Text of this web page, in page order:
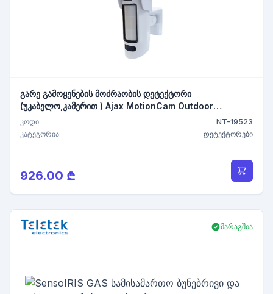
გარე გამოყენების მოძრაობის დეტექტორი
(უკაბელო,კამერით ) Ajax MotionCam Outdoor
HighMount (PhOD) Jeweller (8EU) ASP white,motion
sensor with camera
კოდი:
NT-19523
კატეგორია:
დეტექტორები
926.00 ₾
მარაგშია